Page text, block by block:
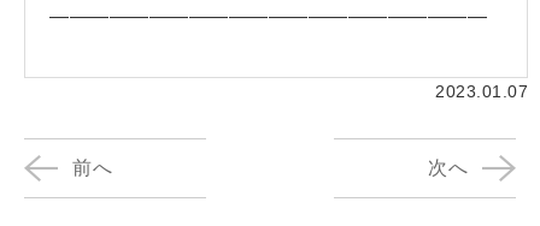
——————————————————————
2023.01.07
前へ 次へ